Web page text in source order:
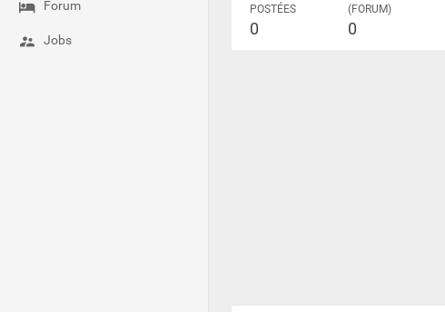
Forum
Jobs
POSTÉES
0
(FORUM)
0